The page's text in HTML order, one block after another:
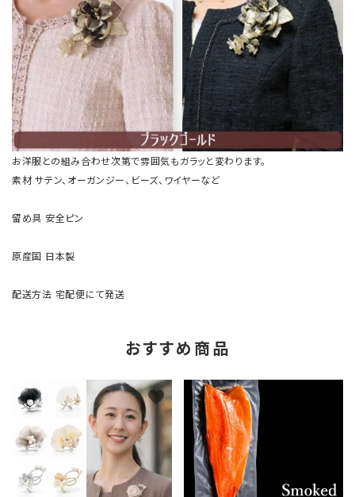
お洋服との組み合わせ次第で雰囲気もガラッと変わります。
素材サテン、オーガンジー、ビーズ、ワイヤーなど
留め具 安全ピン
原産国 日本製
配送方法 宅配便にて発送
おすすめ商品
favorite